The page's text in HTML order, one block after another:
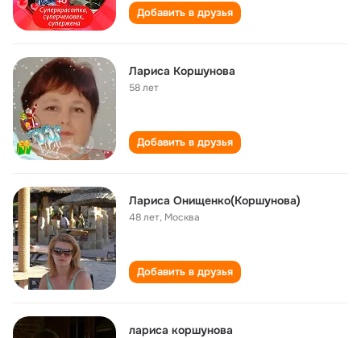
Добавить в друзья
Лариса Коршунова
58 лет
Добавить в друзья
Лариса Онищенко(Коршунова)
48 лет, Москва
Добавить в друзья
лариса коршунова